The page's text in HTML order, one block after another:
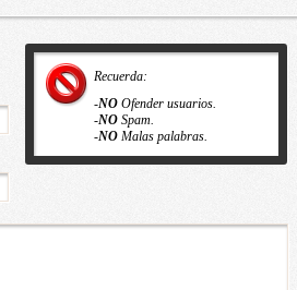
Recuerda:
-NO Ofender usuarios.
-NO Spam.
-NO Malas palabras.